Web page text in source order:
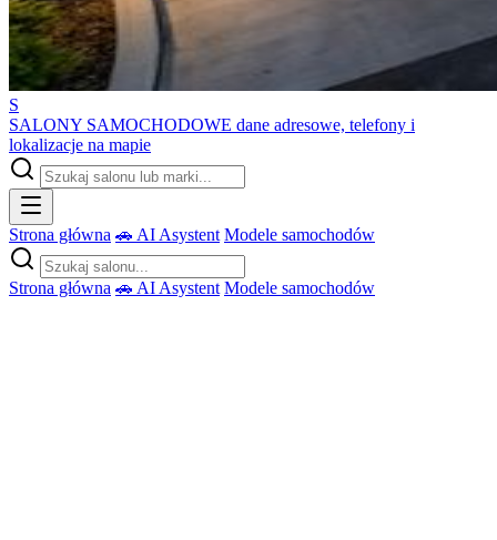
S
SALONY SAMOCHODOWE dane adresowe, telefony i
lokalizacje na mapie
Strona główna 🚗 AI Asystent Modele samochodów
Strona główna 🚗 AI Asystent Modele samochodów